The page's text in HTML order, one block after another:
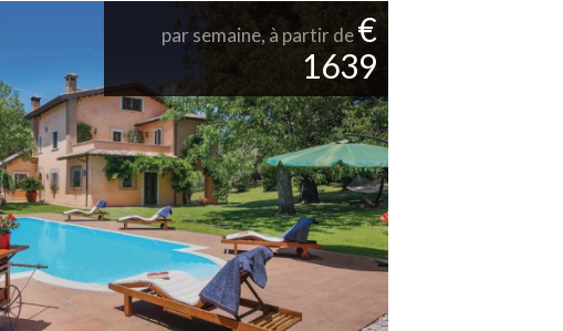
Terrasse Capitol
par semaine, à partir de€
1639